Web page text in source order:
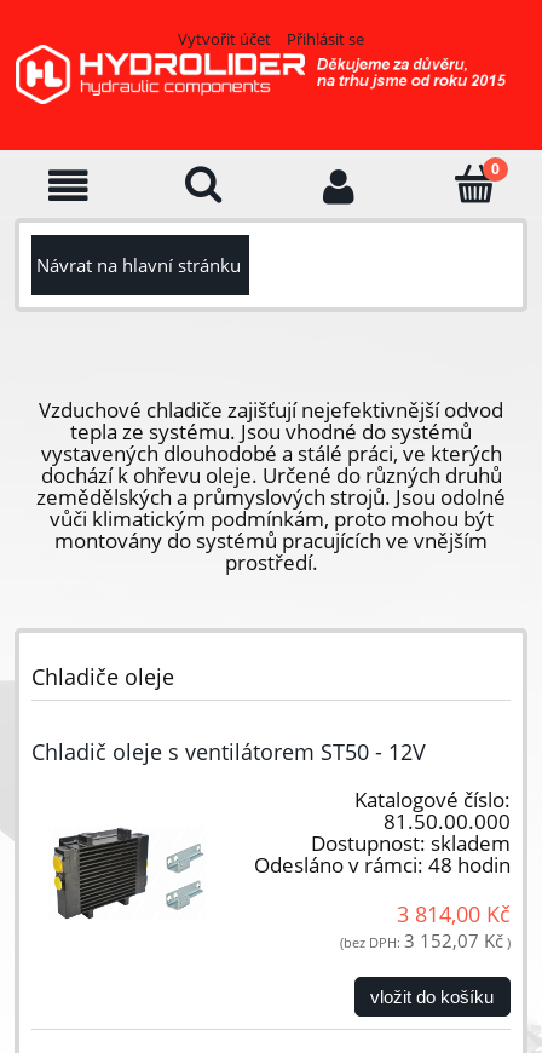
Vytvořit účet Přihlásit se
Návrat na hlavní stránku
Vzduchové chladiče zajišťují nejefektivnější odvod
tepla ze systému. Jsou vhodné do systémů
vystavených dlouhodobé a stálé práci, ve kterých
dochází k ohřevu oleje. Určené do různých druhů
zemědělských a průmyslových strojů. Jsou odolné
vůči klimatickým podmínkám, proto mohou být
montovány do systémů pracujících ve vnějším
prostředí.
Chladiče oleje
Chladič oleje s ventilátorem ST50 - 12V
Katalogové číslo:
81.50.00.000
Dostupnost: skladem
Odesláno v rámci: 48 hodin
3 814,00 Kč
(bez DPH: 3 152,07 Kč )
vložit do košíku